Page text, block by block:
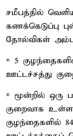
சமீபத்தில்
கணக்கெடுப்பு
தோல்விகள்
* 5
ஊட்டச்சத்து
* மூன்றில் ஒரு
குறைவாக
குழந்தைகளில்